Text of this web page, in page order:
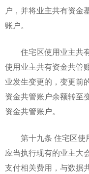
户，并将业主共有资金
账户。
住宅区使用业主共有
使用业主共有资金共管
业发生变更的，变更前
资金共管账户余额转至
资金共管账户。
第十九条 住宅区使
应当执行现有的业主大
支付相关费用，与数据